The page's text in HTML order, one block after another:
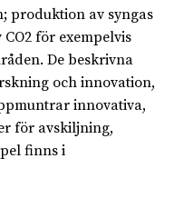
produktion av syngas
för exempelvis
De beskrivna
och innovation,
innovativa,
för avskiljning,
finns i